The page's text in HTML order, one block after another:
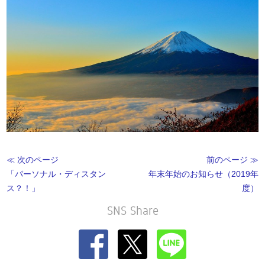
≪ 次のページ
「パーソナル・ディスタン
ス？！」
前のページ ≫
年末年始のお知らせ（2019年
度）
SNS Share